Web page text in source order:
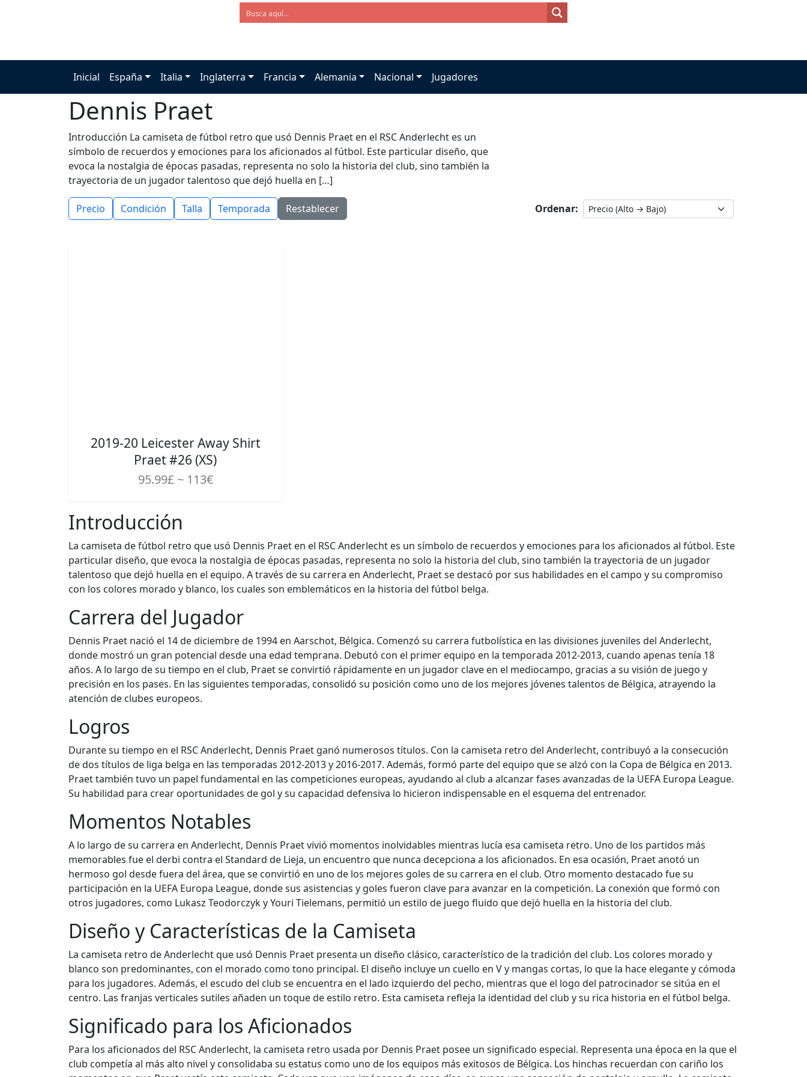
Inicial España Italia Inglaterra Francia Alemania Nacional Jugadores
Dennis Praet
Introducción La camiseta de fútbol retro que usó Dennis Praet en el RSC Anderlecht es un
símbolo de recuerdos y emociones para los aficionados al fútbol. Este particular diseño, que
evoca la nostalgia de épocas pasadas, representa no solo la historia del club, sino también la
trayectoria de un jugador talentoso que dejó huella en […]
Precio Condición Talla Temporada Restablecer Ordenar:
2019-20 Leicester Away Shirt
Praet #26 (XS)
95.99£ ~ 113€
Introducción
La camiseta de fútbol retro que usó Dennis Praet en el RSC Anderlecht es un símbolo de recuerdos y emociones para los aficionados al fútbol. Este
particular diseño, que evoca la nostalgia de épocas pasadas, representa no solo la historia del club, sino también la trayectoria de un jugador
talentoso que dejó huella en el equipo. A través de su carrera en Anderlecht, Praet se destacó por sus habilidades en el campo y su compromiso
con los colores morado y blanco, los cuales son emblemáticos en la historia del fútbol belga.
Carrera del Jugador
Dennis Praet nació el 14 de diciembre de 1994 en Aarschot, Bélgica. Comenzó su carrera futbolística en las divisiones juveniles del Anderlecht,
donde mostró un gran potencial desde una edad temprana. Debutó con el primer equipo en la temporada 2012-2013, cuando apenas tenía 18
años. A lo largo de su tiempo en el club, Praet se convirtió rápidamente en un jugador clave en el mediocampo, gracias a su visión de juego y
precisión en los pases. En las siguientes temporadas, consolidó su posición como uno de los mejores jóvenes talentos de Bélgica, atrayendo la
atención de clubes europeos.
Logros
Durante su tiempo en el RSC Anderlecht, Dennis Praet ganó numerosos títulos. Con la camiseta retro del Anderlecht, contribuyó a la consecución
de dos títulos de liga belga en las temporadas 2012-2013 y 2016-2017. Además, formó parte del equipo que se alzó con la Copa de Bélgica en 2013.
Praet también tuvo un papel fundamental en las competiciones europeas, ayudando al club a alcanzar fases avanzadas de la UEFA Europa League.
Su habilidad para crear oportunidades de gol y su capacidad defensiva lo hicieron indispensable en el esquema del entrenador.
Momentos Notables
A lo largo de su carrera en Anderlecht, Dennis Praet vivió momentos inolvidables mientras lucía esa camiseta retro. Uno de los partidos más
memorables fue el derbi contra el Standard de Lieja, un encuentro que nunca decepciona a los aficionados. En esa ocasión, Praet anotó un
hermoso gol desde fuera del área, que se convirtió en uno de los mejores goles de su carrera en el club. Otro momento destacado fue su
participación en la UEFA Europa League, donde sus asistencias y goles fueron clave para avanzar en la competición. La conexión que formó con
otros jugadores, como Lukasz Teodorczyk y Youri Tielemans, permitió un estilo de juego fluido que dejó huella en la historia del club.
Diseño y Características de la Camiseta
La camiseta retro de Anderlecht que usó Dennis Praet presenta un diseño clásico, característico de la tradición del club. Los colores morado y
blanco son predominantes, con el morado como tono principal. El diseño incluye un cuello en V y mangas cortas, lo que la hace elegante y cómoda
para los jugadores. Además, el escudo del club se encuentra en el lado izquierdo del pecho, mientras que el logo del patrocinador se sitúa en el
centro. Las franjas verticales sutiles añaden un toque de estilo retro. Esta camiseta refleja la identidad del club y su rica historia en el fútbol belga.
Significado para los Aficionados
Para los aficionados del RSC Anderlecht, la camiseta retro usada por Dennis Praet posee un significado especial. Representa una época en la que el
club competía al más alto nivel y consolidaba su estatus como uno de los equipos más exitosos de Bélgica. Los hinchas recuerdan con cariño los